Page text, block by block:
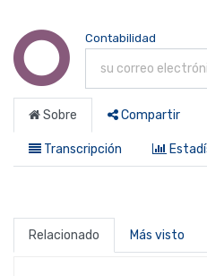
Contabilidad
Sobre Compartir
Transcripción
Relacionado Más visto